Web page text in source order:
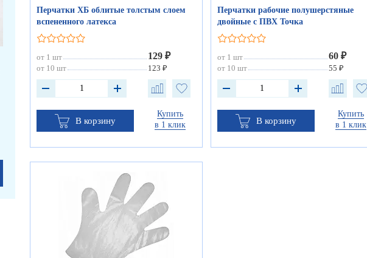
Перчатки ХБ облитые толстым слоем
вспененного латекса
от 1 шт 129 ₽
от 10 шт 123 ₽
В корзину
Купить
в 1 клик
Перчатки рабочие полушерстяные
двойные с ПВХ Точка
от 1 шт 60 ₽
от 10 шт 55 ₽
В корзину
Купить
в 1 клик